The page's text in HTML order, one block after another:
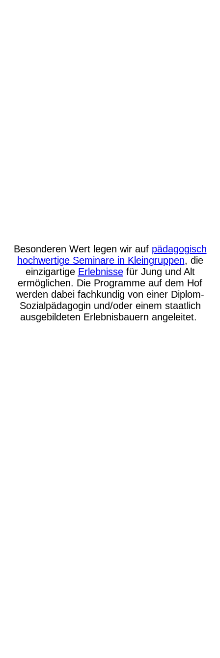
Besonderen Wert legen wir auf pädagogisch
hochwertige Seminare in Kleingruppen, die
einzigartige Erlebnissefür Jung und Alt
ermöglichen. Die Programme auf dem Hof
werden dabei fachkundig von einer Diplom-
Sozialpädagogin und/oder einem staatlich
ausgebildeten Erlebnisbauern angeleitet.